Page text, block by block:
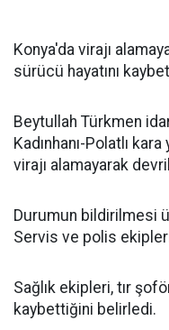
Konya'da virajı
sürücü hayatını
Beytullah Türkmen
Kadınhanı-Polatlı
virajı alamayarak
Durumun bildirilmesi
Servis ve polis
Sağlık ekipleri, tır
kaybettiğini belirledi.